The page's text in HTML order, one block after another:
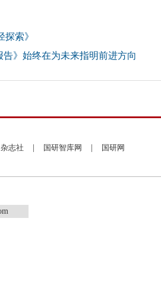
索》
》始终在为未来指明前进方向
志社 国研智库网 国研网